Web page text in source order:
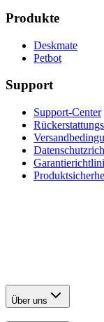
Produkte
Deskmate
Petbot
Support
Support-Center
Über uns